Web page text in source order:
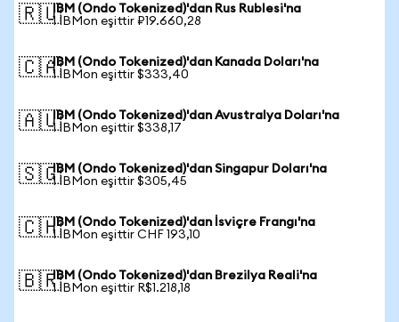
🇷🇺IBM (Ondo Tokenized)'dan Rus Rublesi'na
1 IBMon eşittir ₽19.660,28
🇨🇦IBM (Ondo Tokenized)'dan Kanada Doları'na
1 IBMon eşittir $333,40
🇦🇺IBM (Ondo Tokenized)'dan Avustralya Doları'na
1 IBMon eşittir $338,17
🇸🇬IBM (Ondo Tokenized)'dan Singapur Doları'na
1 IBMon eşittir $305,45
🇨🇭IBM (Ondo Tokenized)'dan İsviçre Frangı'na
1 IBMon eşittir CHF 193,10
🇧🇷IBM (Ondo Tokenized)'dan Brezilya Reali'na
1 IBMon eşittir R$1.218,18